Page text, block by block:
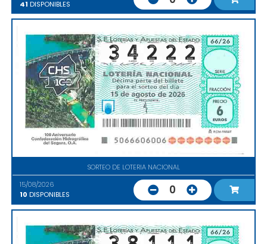
41 DISPONIBLES
SORTEO DE LOTERIA NACIONAL
15/08/2026
10 DISPONIBLES 0